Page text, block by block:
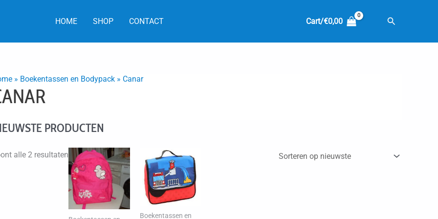
HOME SHOP CONTACT Cart/€0,00 Zoeken
» Boekentassen en Bodypack » Canar
PRODUCTEN
alle 2 resultaten Gesorteerd
op
nieuwste
Boekentassen en